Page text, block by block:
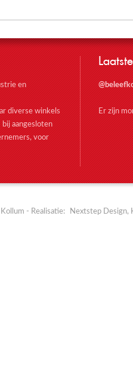
en
diverse winkels
aangesloten
voor
Er zijn
- Realisatie: Nextstep Design,